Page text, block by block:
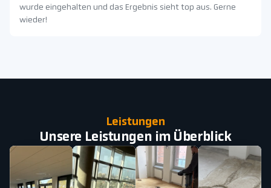
wurde eingehalten und das Ergebnis sieht top aus. Gerne
wieder!
Leistungen
Unsere Leistungen im Überblick